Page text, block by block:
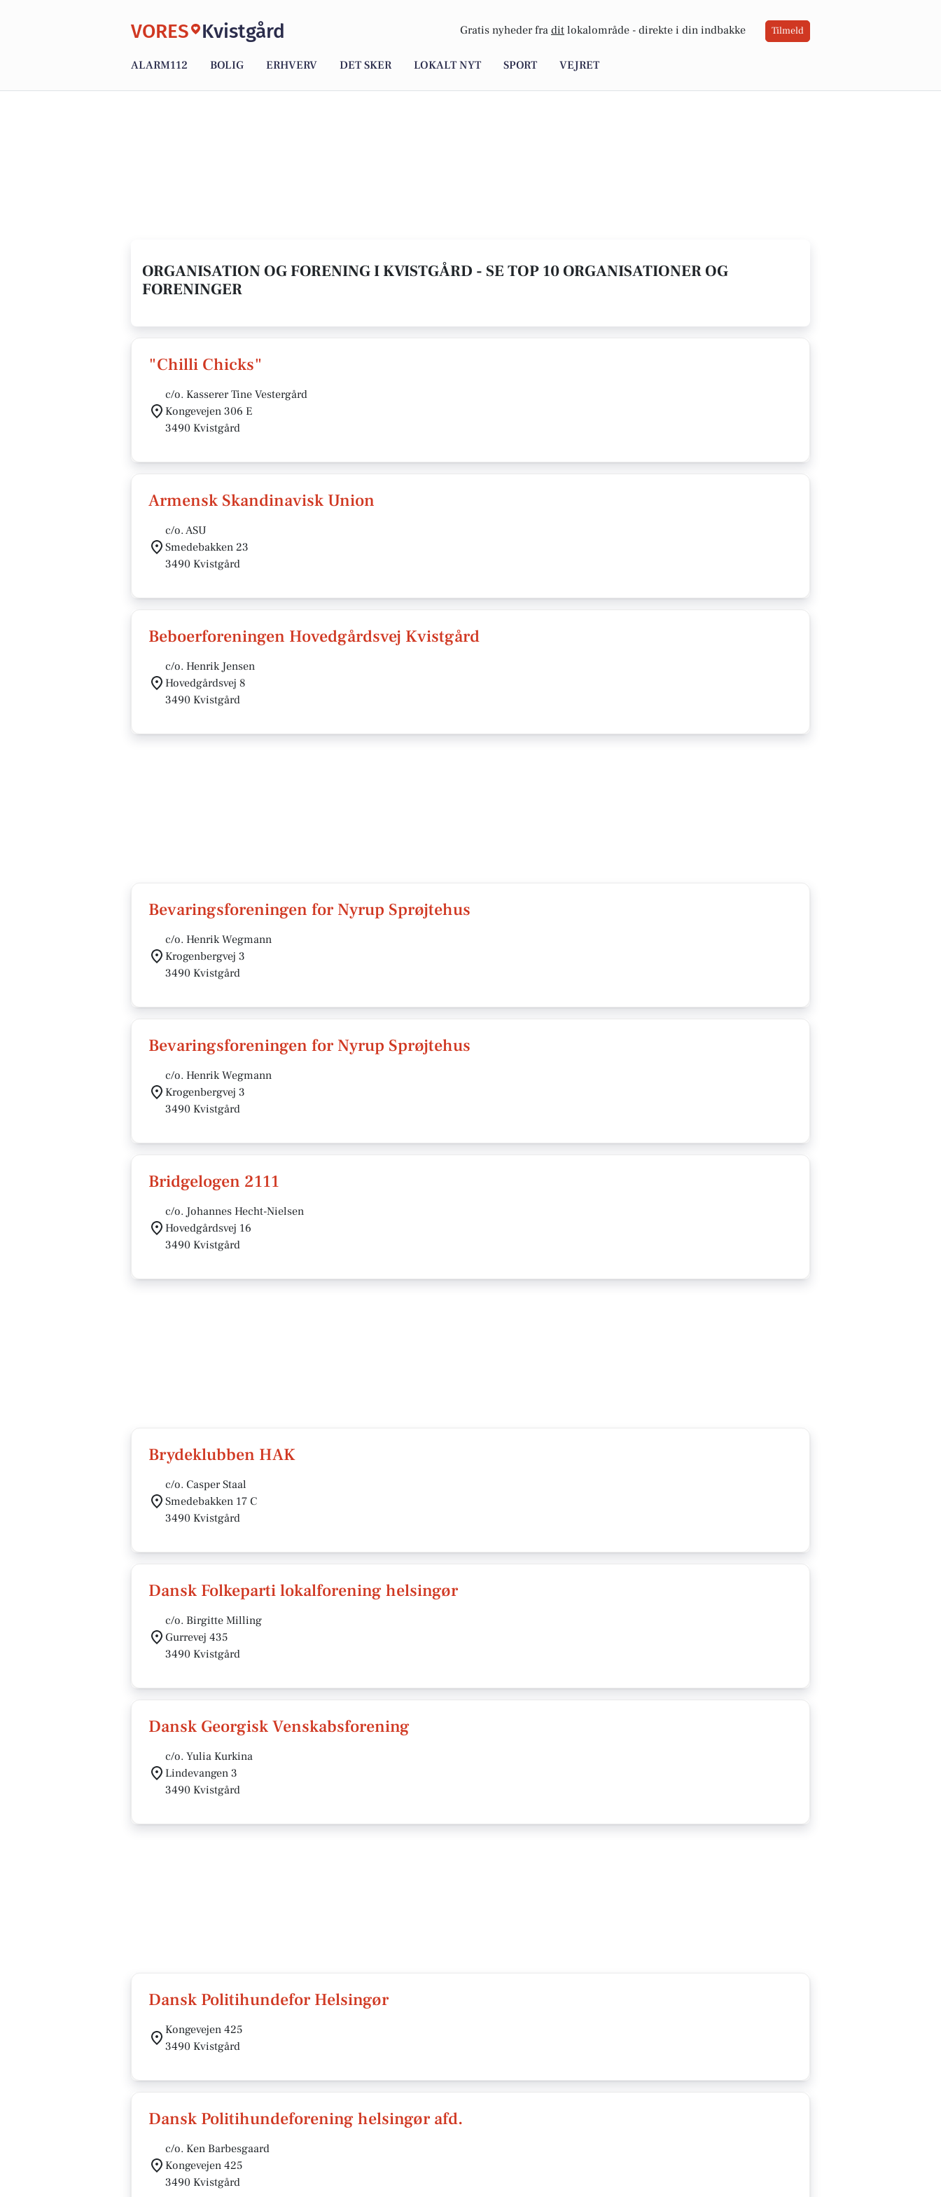
VORES Kvistgård Gratis nyheder fra dit lokalområde - direkte i din indbakke Tilmeld
ALARM112 BOLIG ERHVERV DET SKER LOKALT NYT SPORT VEJRET
ORGANISATION OG FORENING I KVISTGÅRD - SE TOP 10 ORGANISATIONER OG
FORENINGER
"Chilli Chicks"
c/o. Kasserer Tine Vestergård
Kongevejen 306 E
3490 Kvistgård
Armensk Skandinavisk Union
c/o. ASU
Smedebakken 23
3490 Kvistgård
Beboerforeningen Hovedgårdsvej Kvistgård
c/o. Henrik Jensen
Hovedgårdsvej 8
3490 Kvistgård
Bevaringsforeningen for Nyrup Sprøjtehus
c/o. Henrik Wegmann
Krogenbergvej 3
3490 Kvistgård
Bevaringsforeningen for Nyrup Sprøjtehus
c/o. Henrik Wegmann
Krogenbergvej 3
3490 Kvistgård
Bridgelogen 2111
c/o. Johannes Hecht-Nielsen
Hovedgårdsvej 16
3490 Kvistgård
Brydeklubben HAK
c/o. Casper Staal
Smedebakken 17 C
3490 Kvistgård
Dansk Folkeparti lokalforening helsingør
c/o. Birgitte Milling
Gurrevej 435
3490 Kvistgård
Dansk Georgisk Venskabsforening
c/o. Yulia Kurkina
Lindevangen 3
3490 Kvistgård
Dansk Politihundefor Helsingør
Kongevejen 425
3490 Kvistgård
Dansk Politihundeforening helsingør afd.
c/o. Ken Barbesgaard
Kongevejen 425
3490 Kvistgård